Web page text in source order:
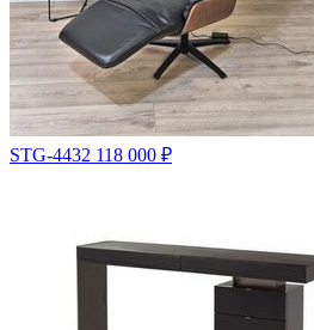
STG-4432 118 000 ₽